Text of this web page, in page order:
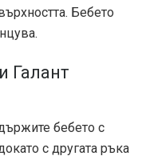
Бебето
Галант
бебето с
с другата ръка